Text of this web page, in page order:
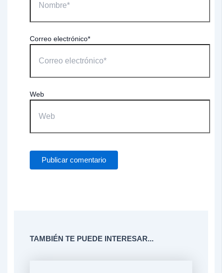
Correo electrónico*
Web
TAMBIÉN TE PUEDE INTERESAR...